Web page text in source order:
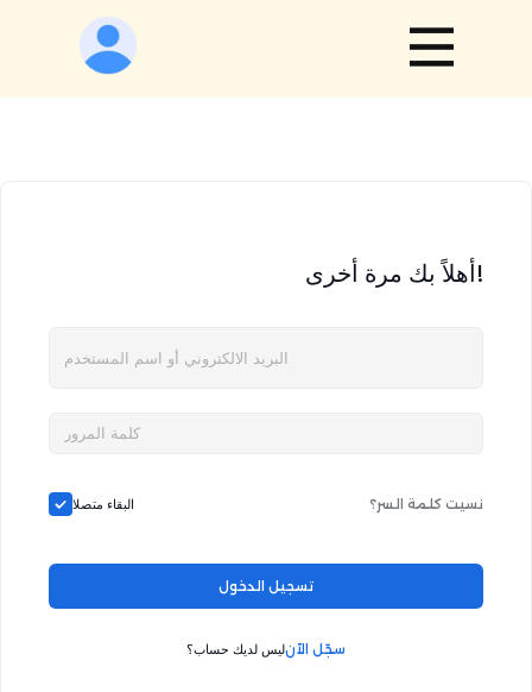
أهلاً بك مرة أخرى!
البقاء متصلا نسيت كلمة السر؟
تسجيل الدخول
ليس لديك حساب؟سجّل الآن